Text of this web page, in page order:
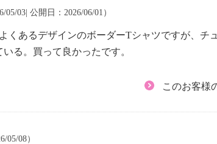
05/03| 公開日：2026/06/01）
あるデザインのボーダーTシャツですが、チ
る。買って良かったです。
このお客様
05/08）